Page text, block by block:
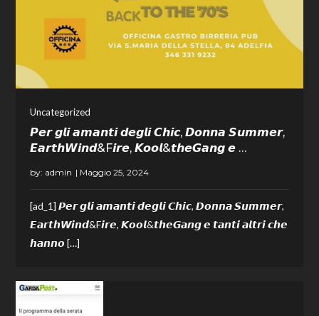
Uncategorized
𝙋𝙚𝙧 𝙜𝙡𝙞 𝙖𝙢𝙖𝙣𝙩𝙞 𝙙𝙚𝙜𝙡𝙞 𝘾𝙝𝙞𝙘, 𝘿𝙤𝙣𝙣𝙖 𝙎𝙪𝙢𝙢𝙚𝙧,
𝙀𝙖𝙧𝙩𝙝𝙒𝙞𝙣𝙙&F𝙞𝙧𝙚, 𝙆𝙤𝙤𝙡&𝙩𝙝𝙚𝙂𝙖𝙣𝙜 𝙚 …
by: admin
[ad_1] 𝙋𝙚𝙧 𝙜𝙡𝙞 𝙖𝙢𝙖𝙣𝙩𝙞 𝙙𝙚𝙜𝙡𝙞 𝘾𝙝𝙞𝙘, 𝘿𝙤𝙣𝙣𝙖 𝙎𝙪𝙢𝙢𝙚𝙧,
𝙀𝙖𝙧𝙩𝙝𝙒𝙞𝙣𝙙&F𝙞𝙧𝙚, 𝙆𝙤𝙤𝙡&𝙩𝙝𝙚𝙂𝙖𝙣𝙜 𝙚 𝙩𝙖𝙣𝙩𝙞 𝙖𝙡𝙩𝙧𝙞 𝙘𝙝𝙚
𝙝𝙖𝙣𝙣𝙤 […]